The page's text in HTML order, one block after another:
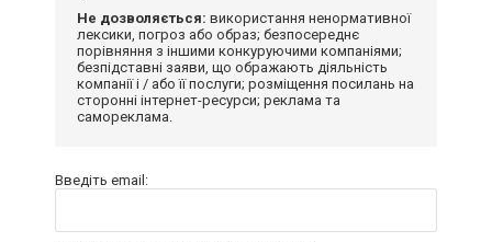
Не дозволяється: використання ненормативної
лексики, погроз або образ; безпосереднє
порівняння з іншими конкуруючими компаніями;
безпідставні заяви, що ображають діяльність
компанії і / або її послуги; розміщення посилань на
сторонні інтернет-ресурси; реклама та
самореклама.
Введіть email: